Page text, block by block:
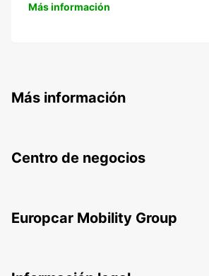
Más información
Más información
Centro de negocios
Europcar Mobility Group